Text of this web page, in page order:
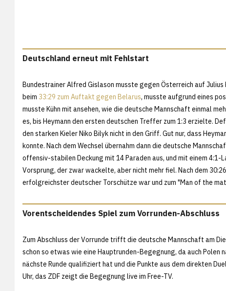
Deutschland erneut mit Fehlstart
Bundestrainer Alfred Gislason musste gegen Österreich auf
beim 33:29 zum Auftakt gegen Belarus, musste aufgrund eines
musste Kühn mit ansehen, wie die deutsche Mannschaft einmal
es, bis Heymann den ersten deutschen Treffer zum 1:3 erzielte.
den starken Kieler Niko Bilyk nicht in den Griff. Gut nur, dass
konnte. Nach dem Wechsel übernahm dann die deutsche
offensiv-stabilen Deckung mit 14 Paraden aus, und mit einem 4:1-
Vorsprung, der zwar wackelte, aber nicht mehr fiel. Nach dem
erfolgreichster deutscher Torschütze war und zum "Man of the
Vorentscheidendes Spiel zum Vorrunden-Abschluss
Zum Abschluss der Vorrunde trifft die deutsche Mannschaft am
schon so etwas wie eine Hauptrunden-Begegnung, da auch
nächste Runde qualifiziert hat und die Punkte aus dem direkten
Uhr, das ZDF zeigt die Begegnung live im Free-TV.